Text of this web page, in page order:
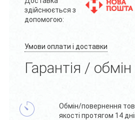
здійснюється з
допомогою:
Умови оплати і доставки
Гарантія / обмін
Обмін/повернення
якості протягом 14